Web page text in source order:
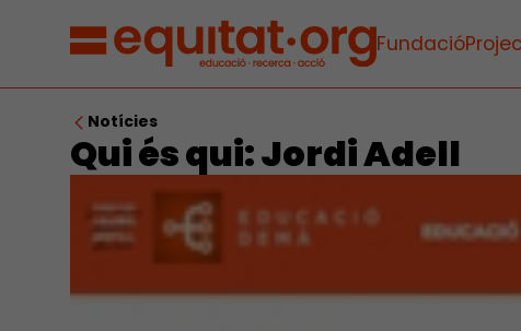
Fundació
Notícies
Qui és qui: Jordi Adell